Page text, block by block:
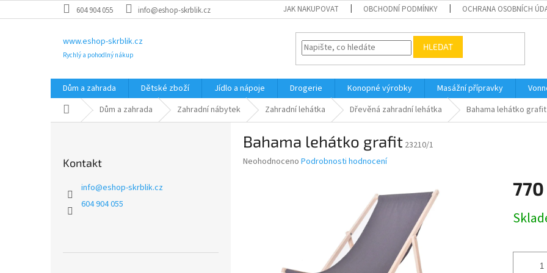
na
604 904 055 info@eshop-skrblik.cz JAK NAKUPOVAT OBCHODNÍ PODMÍNKY OCHRANA OSOBNÍCH
www.eshop-skrblik.cz
Rychlý a pohodlný nákup
HLEDAT
Dům a zahrada Dětské zboží Jídlo a nápoje Drogerie Konopné výrobky Masážní přípravky
Domů Dům a zahrada Zahradní nábytek Zahradní lehátka Dřevěná zahradní lehátka Bahama lehátko grafit
Kontakt
info@eshop-skrblik.cz
604 904 055
Bahama lehátko grafit 23210/1
Průměrné
Neohodnoceno Podrobnosti hodnocení
770
cena: